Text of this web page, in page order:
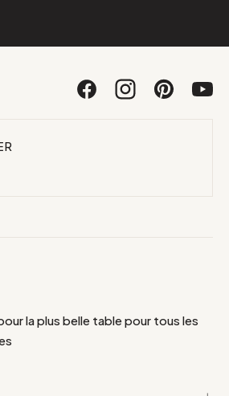
la plus belle table pour tous les